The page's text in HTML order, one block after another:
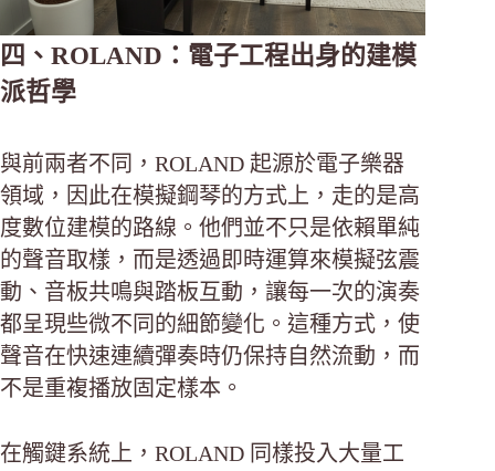
四、ROLAND：電子工程出身的建模
派哲學
與前兩者不同，ROLAND 起源於電子樂器
領域，因此在模擬鋼琴的方式上，走的是高
度數位建模的路線。他們並不只是依賴單純
的聲音取樣，而是透過即時運算來模擬弦震
動、音板共鳴與踏板互動，讓每一次的演奏
都呈現些微不同的細節變化。這種方式，使
聲音在快速連續彈奏時仍保持自然流動，而
不是重複播放固定樣本。
在觸鍵系統上，ROLAND 同樣投入大量工